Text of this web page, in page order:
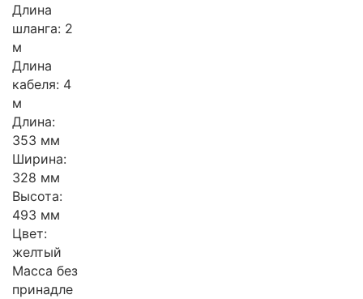
Длина
шланга: 2
м
Длина
кабеля: 4
м
Длина:
353 мм
Ширина:
328 мм
Высота:
493 мм
Цвет:
желтый
Масса без
принадле